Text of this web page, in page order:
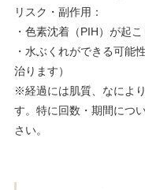
リスク・副作用：
・色素沈着（PIH）が起
・水ぶくれができる可能
治ります）
※経過には肌質、なによ
す。特に回数・期間につ
さい。